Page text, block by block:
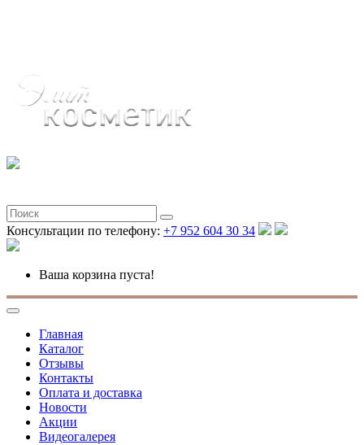
Консультации по телефону: +7 952 604 30 34
Ваша корзина пуста!
Главная
Каталог
Отзывы
Контакты
Оплата и доставка
Новости
Акции
Видеогалерея